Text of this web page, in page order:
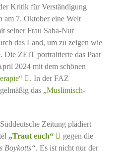
Kritik für Verständigung
am 7. Oktober eine Welt
seiner Frau Saba-Nur
das Land, um zu zeigen wie
Die ZEIT portraitierte das Paar
2024 mit dem schönen
. In der FAZ
das „Muslimisch-
Zeitung plädiert
„Traut euch“
gegen die
Boykotts“. Es ist nicht nur der